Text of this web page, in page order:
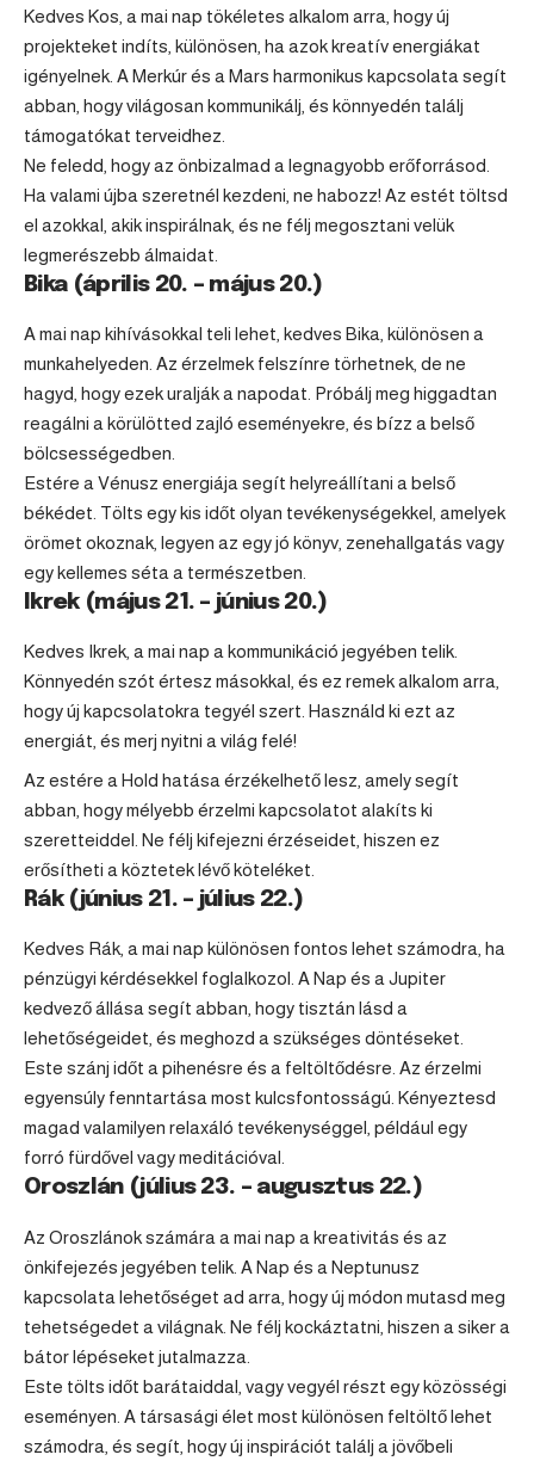
Kedves Kos , a mai nap tökéletes alkalom arra, hogy új
projekteket indíts, különösen, ha azok kreatív energiákat
igényelnek. A Merkúr és a Mars harmonikus kapcsolata segít
abban, hogy világosan kommunikálj, és könnyedén találj
támogatókat terveidhez.
Ne feledd, hogy az önbizalmad a legnagyobb erőforrásod.
Ha valami újba szeretnél kezdeni, ne habozz! Az estét töltsd
el azokkal, akik inspirálnak, és ne félj megosztani velük
legmerészebb álmaidat.
Bika (április 20. – május 20.)
A mai nap kihívásokkal teli lehet, kedves Bika , különösen a
munkahelyeden. Az érzelmek felszínre törhetnek, de ne
hagyd, hogy ezek uralják a napodat. Próbálj meg higgadtan
reagálni a körülötted zajló eseményekre, és bízz a belső
bölcsességedben.
Estére a Vénusz energiája segít helyreállítani a belső
békédet. Tölts egy kis időt olyan tevékenységekkel, amelyek
örömet okoznak, legyen az egy jó könyv, zenehallgatás vagy
egy kellemes séta a természetben.
Ikrek (május 21. – június 20.)
Kedves Ikrek , a mai nap a kommunikáció jegyében telik.
Könnyedén szót értesz másokkal, és ez remek alkalom arra,
hogy új kapcsolatokra tegyél szert. Használd ki ezt az
energiát, és merj nyitni a világ felé!
Az estére a Hold hatása érzékelhető lesz, amely segít
abban, hogy mélyebb érzelmi kapcsolatot alakíts ki
szeretteiddel. Ne félj kifejezni érzéseidet, hiszen ez
erősítheti a köztetek lévő köteléket.
Rák (június 21. – július 22.)
Kedves Rák, a mai nap különösen fontos lehet számodra, ha
pénzügyi kérdésekkel foglalkozol. A Nap és a Jupiter
kedvező állása segít abban, hogy tisztán lásd a
lehetőségeidet, és meghozd a szükséges döntéseket.
Este szánj időt a pihenésre és a feltöltődésre. Az érzelmi
egyensúly fenntartása most kulcsfontosságú. Kényeztesd
magad valamilyen relaxáló tevékenységgel, például egy
forró fürdővel vagy meditációval.
Oroszlán (július 23. – augusztus 22.)
Az Oroszlánok számára a mai nap a kreativitás és az
önkifejezés jegyében telik. A Nap és a Neptunusz
kapcsolata lehetőséget ad arra, hogy új módon mutasd meg
tehetségedet a világnak. Ne félj kockáztatni, hiszen a siker a
bátor lépéseket jutalmazza.
Este tölts időt barátaiddal, vagy vegyél részt egy közösségi
eseményen. A társasági élet most különösen feltöltő lehet
számodra, és segít, hogy új inspirációt találj a jövőbeli